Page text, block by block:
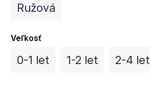
Ružová
Veľkosť
0-1 let 1-2 let 2-4 let